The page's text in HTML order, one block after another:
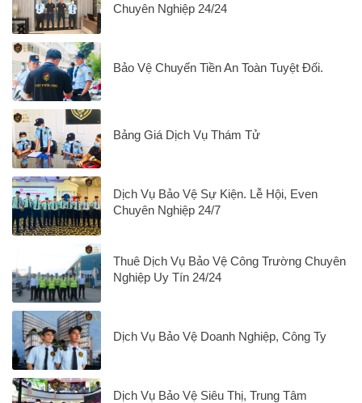
Chuyên Nghiệp 24/24
Bảo Vệ Chuyển Tiền An Toàn Tuyệt Đối.
Bảng Giá Dịch Vụ Thám Tử
Dịch Vụ Bảo Vệ Sự Kiện. Lễ Hội, Even
Chuyên Nghiệp 24/7
Thuê Dịch Vụ Bảo Vệ Công Trường Chuyên
Nghiệp Uy Tín 24/24
Dịch Vụ Bảo Vệ Doanh Nghiệp, Công Ty
Dịch Vụ Bảo Vệ Siêu Thị, Trung Tâm